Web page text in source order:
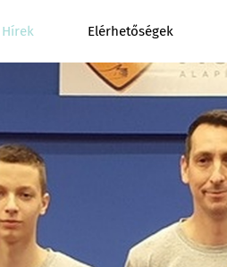
Hírek Elérhetőségek